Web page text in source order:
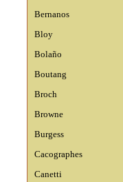
Bernanos
Bloy
Bolaño
Boutang
Broch
Browne
Burgess
Cacographes
Canetti